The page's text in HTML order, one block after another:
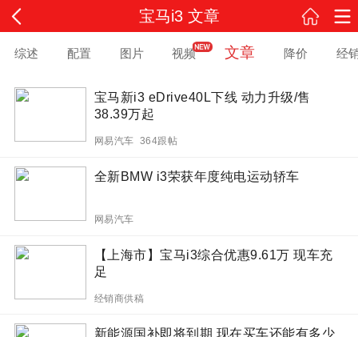
宝马i3 文章
综述 配置 图片 视频 文章 降价 经
宝马新i3 eDrive40L下线 动力升级/售
38.39万起
网易汽车 364跟帖
全新BMW i3荣获年度纯电运动轿车
网易汽车
【上海市】宝马i3综合优惠9.61万 现车充
足
经销商供稿
新能源国补即将到期 现在买车还能有多少